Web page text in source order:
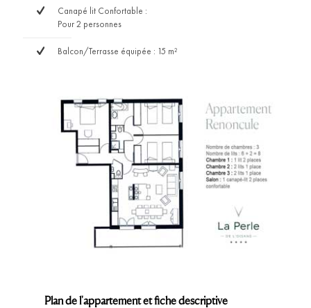
Canapé lit Confortable :
Pour 2 personnes
Balcon/Terrasse équipée : 15 m²
Plan de l'appartement et fiche descriptive